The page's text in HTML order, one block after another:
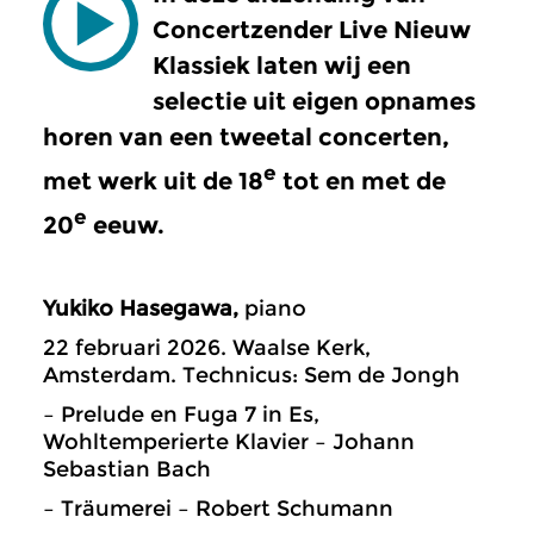
Concertzender Live Nieuw
Klassiek laten wij een
selectie uit eigen opnames
horen van een tweetal concerten,
met werk uit de 18e tot en met de
20e eeuw.
Yukiko Hasegawa, piano
22 februari 2026. Waalse Kerk,
Amsterdam. Technicus: Sem de Jongh
– Prelude en Fuga 7 in Es,
Wohltemperierte Klavier – Johann
Sebastian Bach
– Träumerei – Robert Schumann